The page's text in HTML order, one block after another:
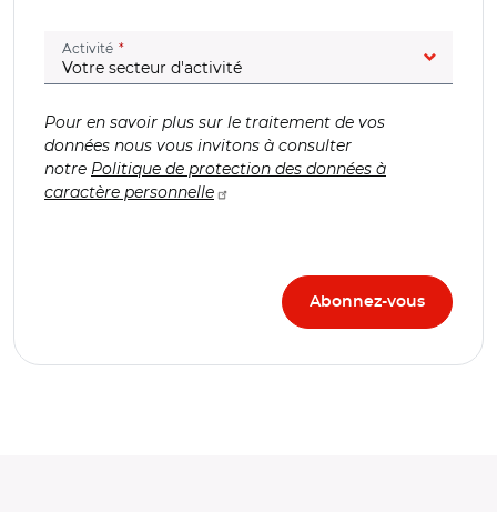
Activité (champ obligatoire)
Pour en savoir plus sur le traitement de vos
données nous vous invitons à consulter
notre Politique de protection des données à
caractère personnelle